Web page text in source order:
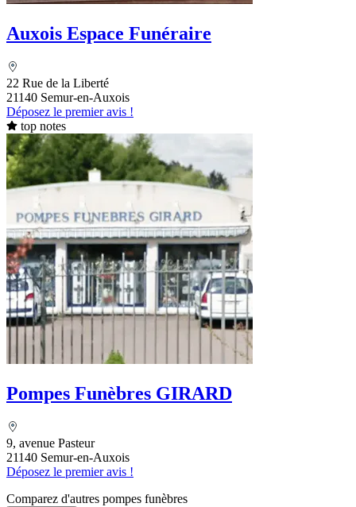
Auxois Espace Funéraire
22 Rue de la Liberté
21140 Semur-en-Auxois
Déposez le premier avis !
top notes
Pompes Funèbres GIRARD
9, avenue Pasteur
21140 Semur-en-Auxois
Déposez le premier avis !
Comparez d'autres pompes funèbres